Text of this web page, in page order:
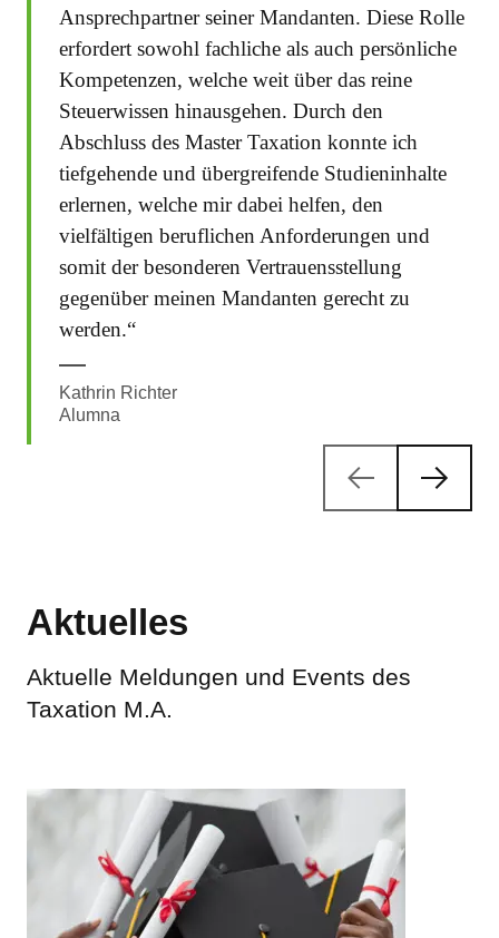
Ansprechpartner seiner Mandanten. Diese Rolle
erfordert sowohl fachliche als auch persönliche
Kompetenzen, welche weit über das reine
Steuerwissen hinausgehen. Durch den
Abschluss des Master Taxation konnte ich
tiefgehende und übergreifende Studieninhalte
erlernen, welche mir dabei helfen, den
vielfältigen beruflichen Anforderungen und
somit der besonderen Vertrauensstellung
gegenüber meinen Mandanten gerecht zu
werden.“
Kathrin Richter
Alumna
Aktuelles
Aktuelle Meldungen und Events des
Taxation M.A.